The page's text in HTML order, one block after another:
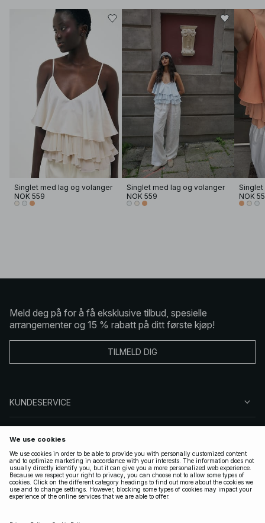
Singlet med lag og volanger
NOK 559
Singlet med lag og volanger
NOK 559
NOK
Meld deg på for å få eksklusive tilbud, spesielle
arrangementer og 15 % rabatt på ditt første kjøp!
TILMELD DIG
KUNDESERVICE
FØLG OSS
LOVLIG